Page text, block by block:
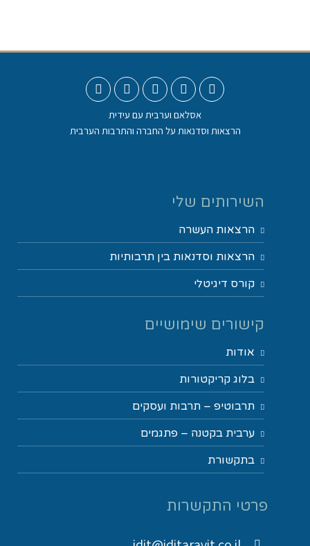
אסלאם וערבית עם עידית
הרצאות וסדנאות על החברה והתרבות הערבית
השירותים שלי
הרצאות העשרה
הרצאות וסדנאות בין תרבותיות
קורס דיגיטלי
קישורים שימושיים
אודות
בלוג קריקטורות
תרבוטיפ – תרבות ועסקים
ערבית בקטנה – פתגמים
בתקשורת
פרטי התקשרות